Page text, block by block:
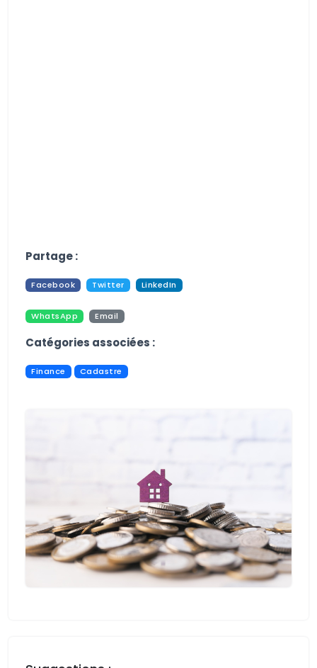
Partage :
Facebook Twitter LinkedIn
WhatsApp Email
Catégories associées :
Finance Cadastre